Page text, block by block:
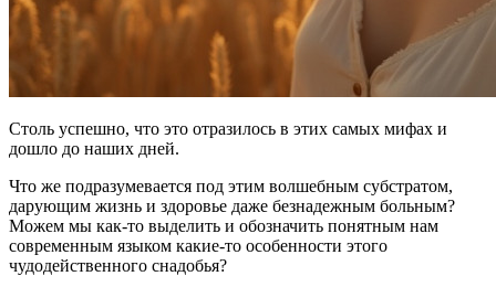
Столь успешно, что это отразилось в этих самых мифах и
дошло до наших дней.
Что же подразумевается под этим волшебным субстратом,
дарующим жизнь и здоровье даже безнадежным больным?
Можем мы как-то выделить и обозначить понятным нам
современным языком какие-то особенности этого
чудодейственного снадобья?